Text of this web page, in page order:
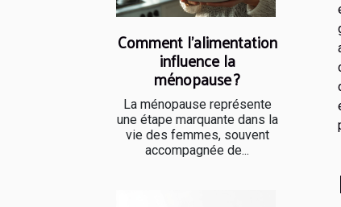
Comment l'alimentation
influence la
ménopause ?
La ménopause représente
une étape marquante dans la
vie des femmes, souvent
accompagnée de...